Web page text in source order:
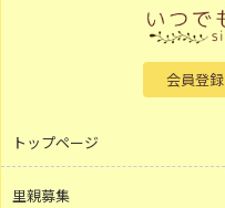
会員登録
トップページ
里親募集